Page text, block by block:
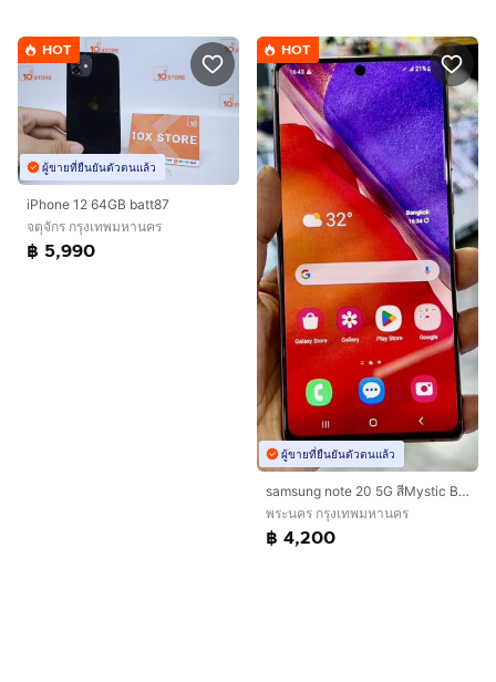
HOT
ผู้ขายที่ยืนยันตัวตนแล้ว
iPhone 12 64GB batt87
จตุจักร กรุงเทพมหานคร
฿ 5,990
HOT
ผู้ขายที่ยืนยันตัวตนแล้ว
samsung note 20 5G สีMystic Bronze
พระนคร กรุงเทพมหานคร
฿ 4,200